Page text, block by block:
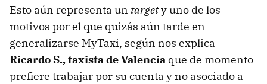
Esto aún representa un targety uno de los
motivos por el que quizás aún tarde en
generalizarse MyTaxi, según nos explica
Ricardo S., taxista de Valencia que de momento
prefiere trabajar por su cuenta y no asociado a